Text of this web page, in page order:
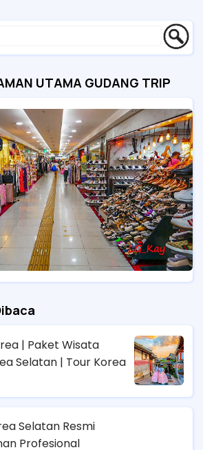
UTAMA GUDANG TRIP
| Paket Wisata
Selatan | Tour Korea
Selatan Resmi
Profesional